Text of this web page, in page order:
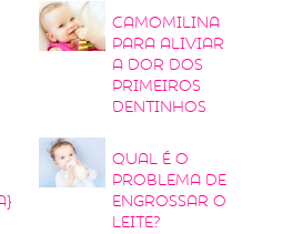
Camomilina
para aliviar
a dor dos
primeiros
dentinhos
Qual é o
problema de
engrossar o
leite?